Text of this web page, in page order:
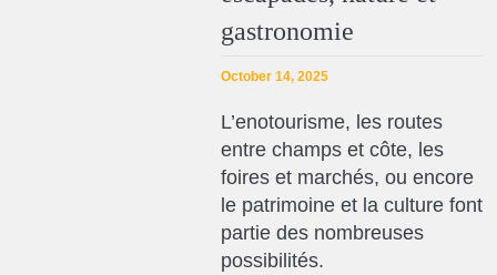
gastronomie
October 14, 2025
L’enotourisme, les routes
entre champs et côte, les
foires et marchés, ou encore
le patrimoine et la culture font
partie des nombreuses
possibilités.